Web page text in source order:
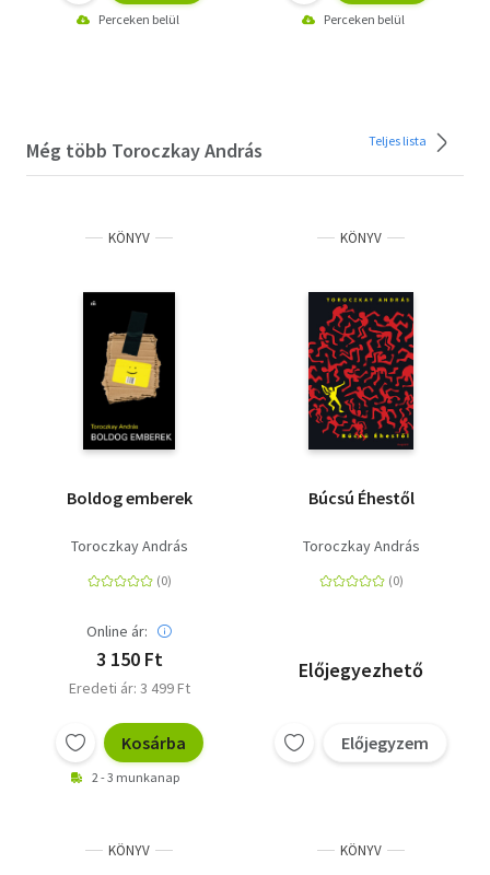
Perceken belül Perceken belül
Még több Toroczkay András Teljes lista
KÖNYV
Boldog emberek
Toroczkay András
Online ár:
3 150 Ft
Eredeti ár: 3 499 Ft
Kosárba
2 - 3 munkanap
KÖNYV
Búcsú Éhestől
Toroczkay András
Előjegyezhető
Előjegyzem
KÖNYV KÖNYV